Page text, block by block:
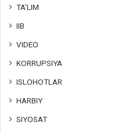
TA'LIM
IIB
VIDEO
KORRUPSIYA
ISLOHOTLAR
HARBIY
SIYOSAT